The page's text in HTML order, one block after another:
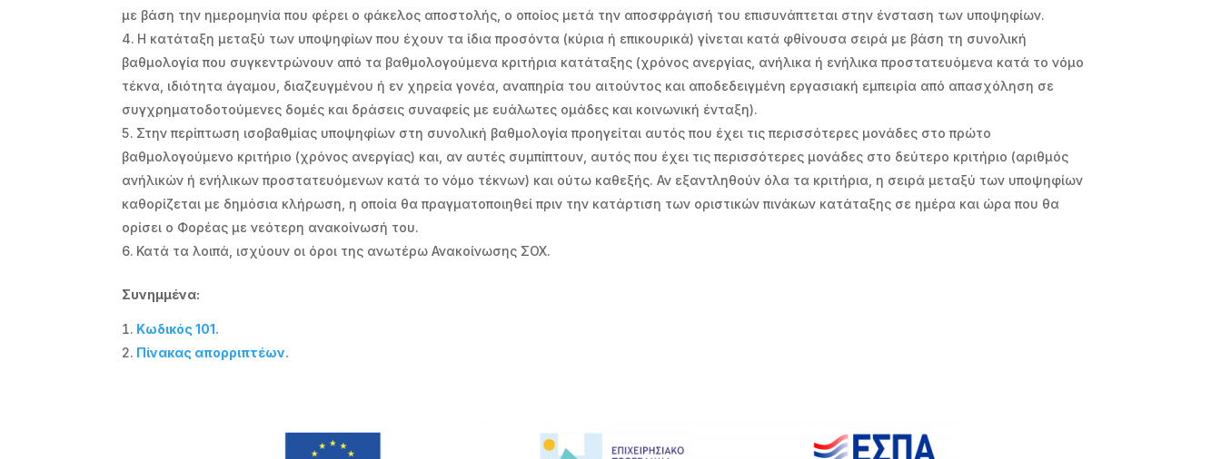
με βάση την ημερομηνία που φέρει ο φάκελος αποστολής, ο οποίος μετά την αποσφράγισή του επισυνάπτεται στην ένσταση των υποψηφίων.
Η κατάταξη μεταξύ των υποψηφίων που έχουν τα ίδια προσόντα (κύρια ή επικουρικά) γίνεται κατά φθίνουσα σειρά με βάση τη συνολική
βαθμολογία που συγκεντρώνουν από τα βαθμολογούμενα κριτήρια κατάταξης (χρόνος ανεργίας, ανήλικα ή ενήλικα προστατευόμενα κατά το νόμο
τέκνα, ιδιότητα άγαμου, διαζευγμένου ή εν χηρεία γονέα, αναπηρία του αιτούντος και αποδεδειγμένη εργασιακή εμπειρία από απασχόληση σε
συγχρηματοδοτούμενες δομές και δράσεις συναφείς με ευάλωτες ομάδες και κοινωνική ένταξη).
Στην περίπτωση ισοβαθμίας υποψηφίων στη συνολική βαθμολογία προηγείται αυτός που έχει τις περισσότερες μονάδες στο πρώτο
βαθμολογούμενο κριτήριο (χρόνος ανεργίας) και, αν αυτές συμπίπτουν, αυτός που έχει τις περισσότερες μονάδες στο δεύτερο κριτήριο (αριθμός
ανήλικών ή ενήλικων προστατευόμενων κατά το νόμο τέκνων) και ούτω καθεξής. Αν εξαντληθούν όλα τα κριτήρια, η σειρά μεταξύ των υποψηφίων
καθορίζεται με δημόσια κλήρωση, η οποία θα πραγματοποιηθεί πριν την κατάρτιση των οριστικών πινάκων κατάταξης σε ημέρα και ώρα που θα
ορίσει ο Φορέας με νεότερη ανακοίνωσή του.
Κατά τα λοιπά, ισχύουν οι όροι της ανωτέρω Ανακοίνωσης ΣΟΧ.
Συνημμένα:
Κωδικός 101.
Πίνακας απορριπτέων.